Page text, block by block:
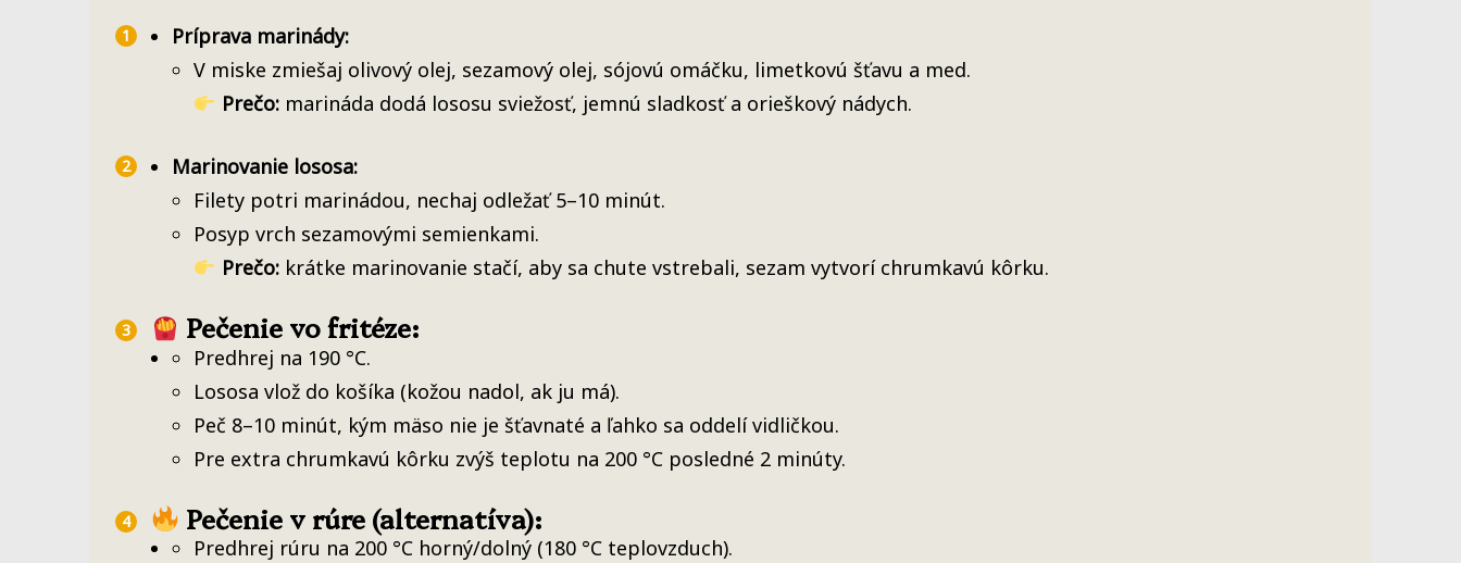
Príprava marinády:
V miske zmiešaj olivový olej, sezamový olej, sójovú omáčku, limetkovú šťavu a med.
Prečo:marináda dodá lososu sviežosť, jemnú sladkosť a orieškový nádych.
Marinovanie lososa:
Filety potri marinádou, nechaj odležať 5–10 minút.
Posyp vrch sezamovými semienkami.
Prečo:krátke marinovanie stačí, aby sa chute vstrebali, sezam vytvorí chrumkavú kôrku.
Pečenie vo fritéze:
Predhrej na 190 °C.
Lososa vlož do košíka (kožou nadol, ak ju má).
Peč 8–10 minút, kým mäso nie je šťavnaté a ľahko sa oddelí vidličkou.
Pre extra chrumkavú kôrku zvýš teplotu na 200 °C posledné 2 minúty.
Pečenie v rúre (alternatíva):
Predhrej rúru na 200 °C horný/dolný (180 °C teplovzduch).